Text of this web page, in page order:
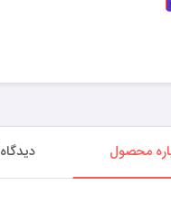
محصول